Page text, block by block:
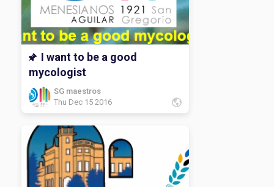
I want to be a good
mycologist
SG maestros
Thu Dec 15 2016